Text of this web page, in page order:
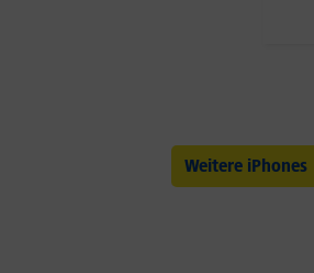
Weitere iPhones